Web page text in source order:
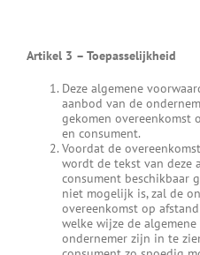
Artikel 3 – Toepasselijkheid
Deze algemene
aanbod van de
gekomen overeenkomst
en consument.
Voordat de
wordt de tekst van deze
consument beschikbaar
niet mogelijk is, zal de
overeenkomst op
welke wijze de
ondernemer zijn in te